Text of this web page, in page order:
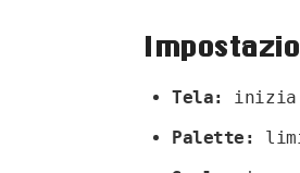
Tela:
inizia
Palette: